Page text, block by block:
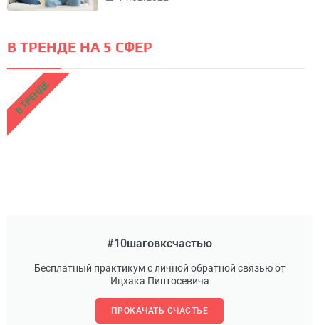
В ТРЕНДЕ НА 5 СФЕР
#10шаговксчастью
Бесплатный практикум с личной обратной связью от
Ицхака Пинтосевича
ПРОКАЧАТЬ СЧАСТЬЕ
В ТРЕНДЕ